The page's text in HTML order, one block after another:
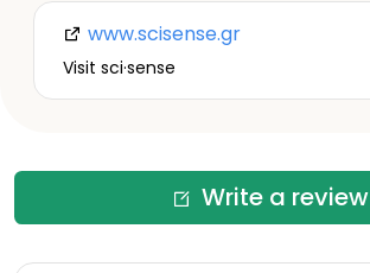
www.scisense.gr
Visit sci·sense
Write a review